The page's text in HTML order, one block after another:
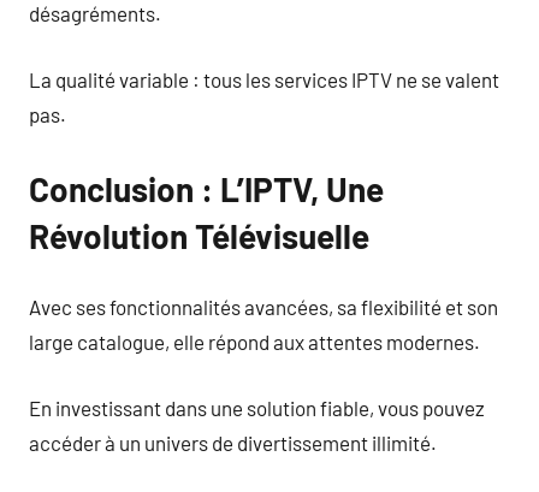
désagréments.
La qualité variable : tous les services IPTV ne se valent
pas.
Conclusion : L’IPTV, Une
Révolution Télévisuelle
Avec ses fonctionnalités avancées, sa flexibilité et son
large catalogue, elle répond aux attentes modernes.
En investissant dans une solution fiable, vous pouvez
accéder à un univers de divertissement illimité.